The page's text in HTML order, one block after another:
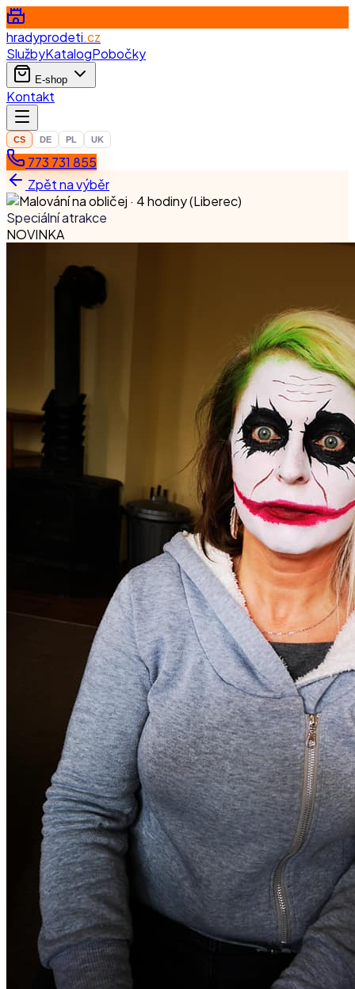
hradyprodeti.cz
SlužbyKatalogPobočky
E-shop
Kontakt
CS DE PL UK
773 731 855
Zpět na výběr
Speciální atrakce
NOVINKA